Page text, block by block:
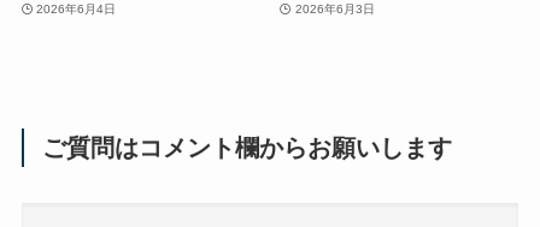
2026年6月4日 2026年6月3日
ご質問はコメント欄からお願いします